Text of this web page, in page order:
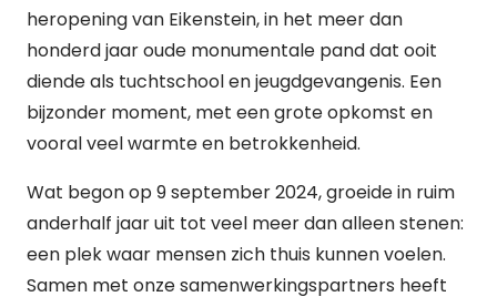
heropening van Eikenstein, in het meer dan
honderd jaar oude monumentale pand dat ooit
diende als tuchtschool en jeugdgevangenis. Een
bijzonder moment, met een grote opkomst en
vooral veel warmte en betrokkenheid.
Wat begon op 9 september 2024, groeide in ruim
anderhalf jaar uit tot veel meer dan alleen stenen:
een plek waar mensen zich thuis kunnen voelen.
Samen met onze samenwerkingspartners heeft